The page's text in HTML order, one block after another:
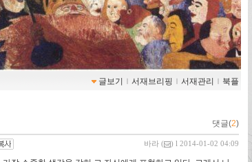
글보기 ｌ 서재브리핑 ｌ 서재관리 ｌ 북플
댓글(2)
바라 ( ) l 2014-01-02 04:09